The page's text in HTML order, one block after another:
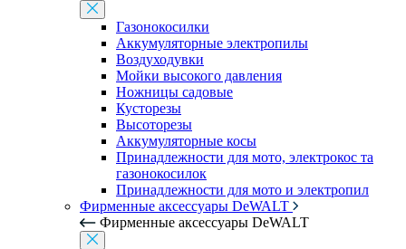
Газонокосилки
Аккумуляторные электропилы
Воздуходувки
Мойки высокого давления
Ножницы садовые
Кусторезы
Высоторезы
Аккумуляторные косы
Принадлежности для мото, электрокос та
газонокосилок
Принадлежности для мото и электропил
Фирменные аксессуары DeWALT
Фирменные аксессуары DeWALT